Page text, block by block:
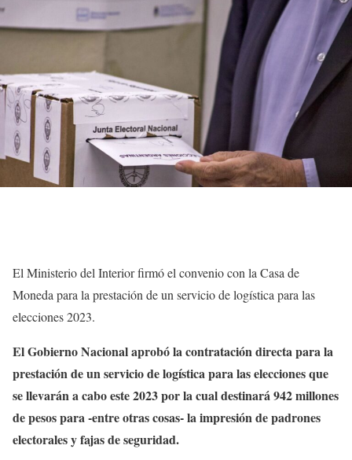
El Ministerio del Interior firmó el convenio con la Casa de
Moneda para la prestación de un servicio de logística para las
elecciones 2023.
El Gobierno Nacional aprobó la contratación directa para la
prestación de un servicio de logística para las elecciones que
se llevarán a cabo este 2023 por la cual destinará 942 millones
de pesos para -entre otras cosas- la impresión de padrones
electorales y fajas de seguridad.